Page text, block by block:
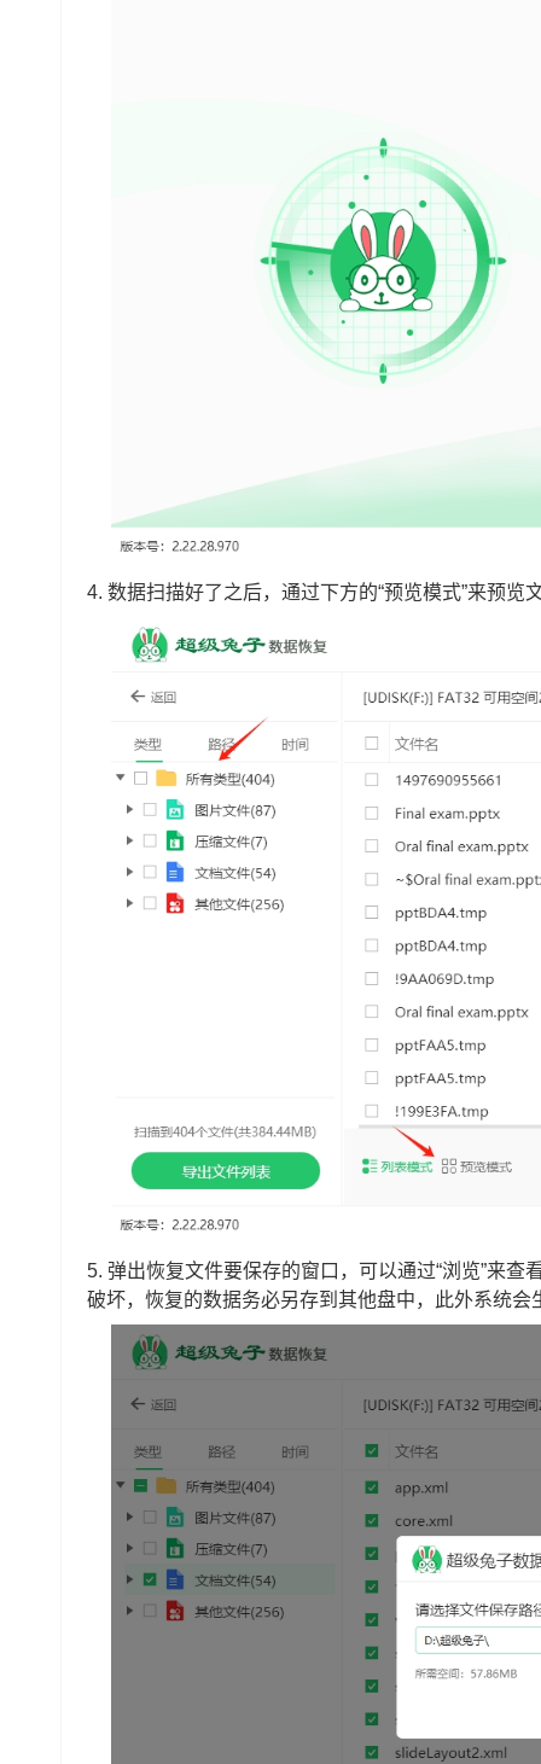
4. 数据扫描好了之后，通过下方的“预览模式”来预览
5. 弹出恢复文件要保存的窗口，可以通过“浏览”来
破坏，恢复的数据务必另存到其他盘中，此外系统会